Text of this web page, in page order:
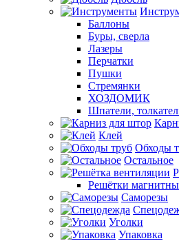
Баллоны
Буры, сверла
Лазеры
Перчатки
Пушки
Стремянки
ХОЗДОМИК
Шпатели,
Клей
Обходы
Остальное
Решётки
Саморезы
Уголки
Упаковка